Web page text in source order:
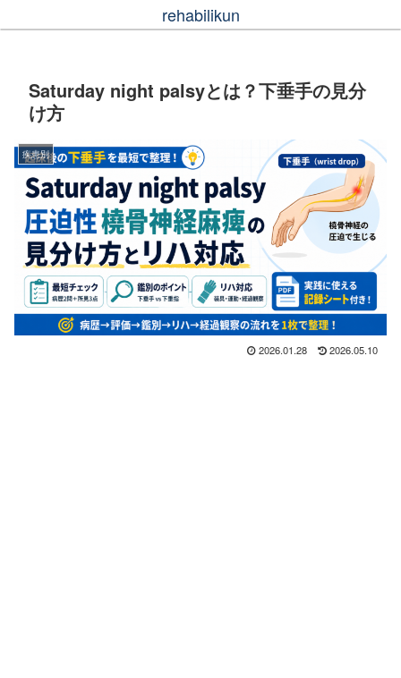
rehabilikun
Saturday night palsyとは？下垂手の見分
け方
疾患別
2026.01.28 2026.05.10